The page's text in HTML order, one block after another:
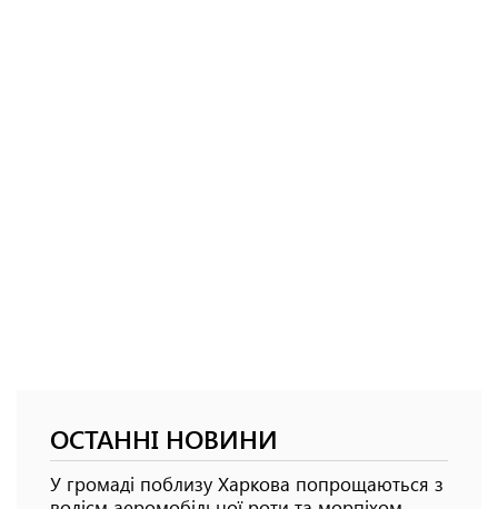
ОСТАННІ НОВИНИ
У громаді поблизу Харкова попрощаються з